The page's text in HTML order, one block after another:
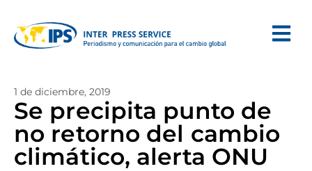
1 de diciembre, 2019
Se precipita punto de
no retorno del cambio
climático, alerta ONU